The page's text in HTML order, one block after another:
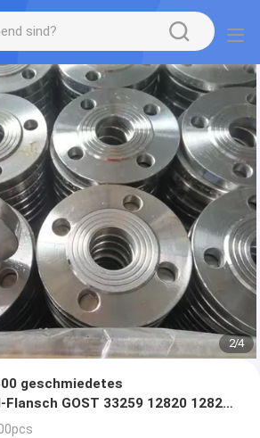
2/4
geschmiedetes
GOST 33259 12820 12821